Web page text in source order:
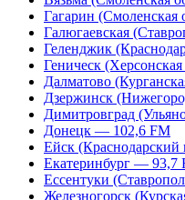
Гагарин
Галюгаевская
Геленджик
Геническ
Далматово
Дзержинск
Димитровград
Донецк — 102,6 FM
Ейск
Екатеринбург — 93,7
Ессентуки
Железногорск